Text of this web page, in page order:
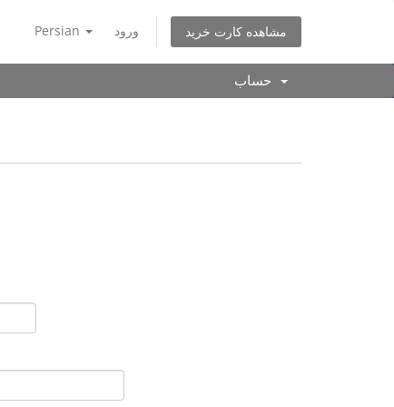
Persian ورود مشاهده کارت خرید